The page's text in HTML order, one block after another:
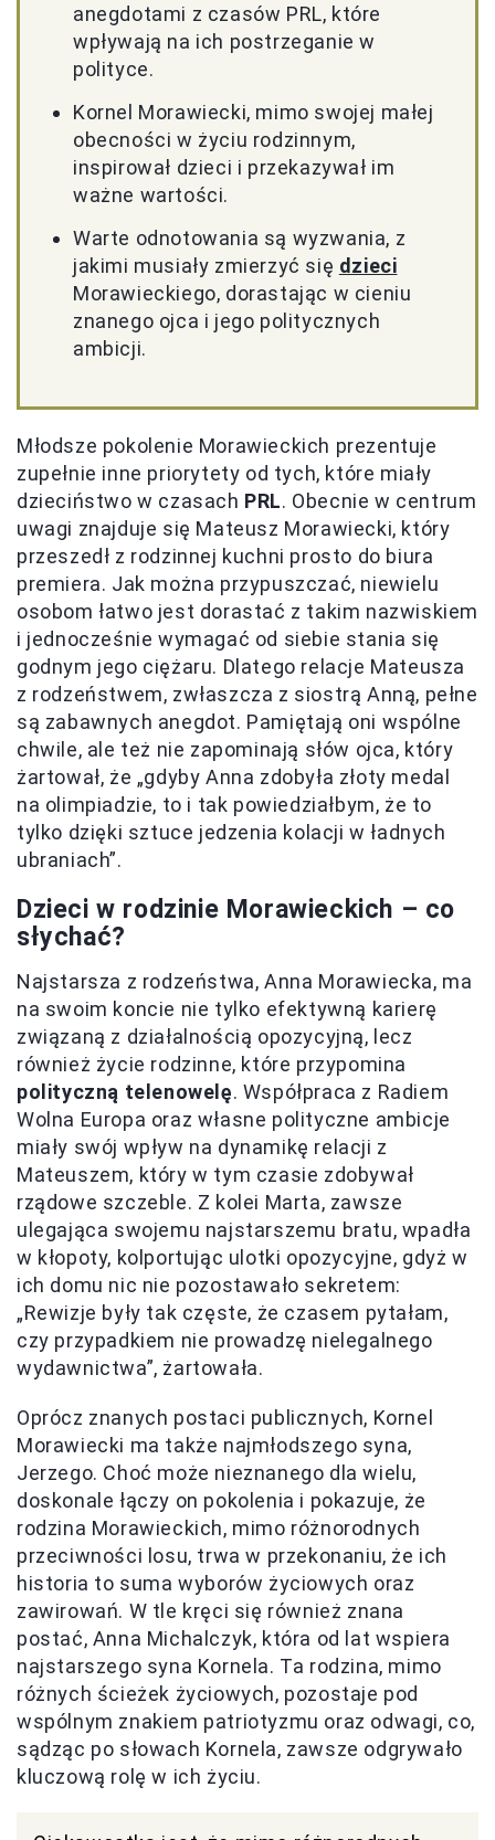
anegdotami z czasów PRL, które
wpływają na ich postrzeganie w
polityce.
Kornel Morawiecki, mimo swojej małej
obecności w życiu rodzinnym,
inspirował dzieci i przekazywał im
ważne wartości.
Warte odnotowania są wyzwania, z
jakimi musiały zmierzyć się dzieci
Morawieckiego, dorastając w cieniu
znanego ojca i jego politycznych
ambicji.
Młodsze pokolenie Morawieckich prezentuje
zupełnie inne priorytety od tych, które miały
dzieciństwo w czasach PRL. Obecnie w centrum
uwagi znajduje się Mateusz Morawiecki, który
przeszedł z rodzinnej kuchni prosto do biura
premiera. Jak można przypuszczać, niewielu
osobom łatwo jest dorastać z takim nazwiskiem
i jednocześnie wymagać od siebie stania się
godnym jego ciężaru. Dlatego relacje Mateusza
z rodzeństwem, zwłaszcza z siostrą Anną, pełne
są zabawnych anegdot. Pamiętają oni wspólne
chwile, ale też nie zapominają słów ojca, który
żartował, że „gdyby Anna zdobyła złoty medal
na olimpiadzie, to i tak powiedziałbym, że to
tylko dzięki sztuce jedzenia kolacji w ładnych
ubraniach”.
Dzieci w rodzinie Morawieckich – co
słychać?
Najstarsza z rodzeństwa, Anna Morawiecka, ma
na swoim koncie nie tylko efektywną karierę
związaną z działalnością opozycyjną, lecz
również życie rodzinne, które przypomina
polityczną telenowelę. Współpraca z Radiem
Wolna Europa oraz własne polityczne ambicje
miały swój wpływ na dynamikę relacji z
Mateuszem, który w tym czasie zdobywał
rządowe szczeble. Z kolei Marta, zawsze
ulegająca swojemu najstarszemu bratu, wpadła
w kłopoty, kolportując ulotki opozycyjne, gdyż w
ich domu nic nie pozostawało sekretem:
„Rewizje były tak częste, że czasem pytałam,
czy przypadkiem nie prowadzę nielegalnego
wydawnictwa”, żartowała.
Oprócz znanych postaci publicznych, Kornel
Morawiecki ma także najmłodszego syna,
Jerzego. Choć może nieznanego dla wielu,
doskonale łączy on pokolenia i pokazuje, że
rodzina Morawieckich, mimo różnorodnych
przeciwności losu, trwa w przekonaniu, że ich
historia to suma wyborów życiowych oraz
zawirowań. W tle kręci się również znana
postać, Anna Michalczyk, która od lat wspiera
najstarszego syna Kornela. Ta rodzina, mimo
różnych ścieżek życiowych, pozostaje pod
wspólnym znakiem patriotyzmu oraz odwagi, co,
sądząc po słowach Kornela, zawsze odgrywało
kluczową rolę w ich życiu.